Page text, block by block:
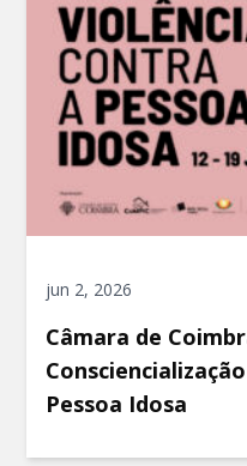
jun 2, 2026
Câmara de
Pessoa Idosa